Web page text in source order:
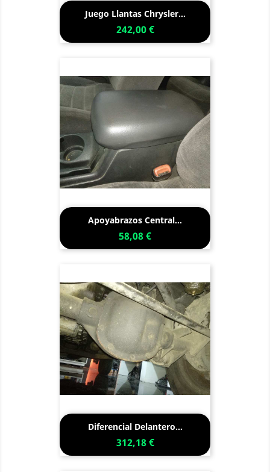
Juego Llantas Chrysler...
242,00 €
Apoyabrazos Central...
58,08 €
Diferencial Delantero...
312,18 €